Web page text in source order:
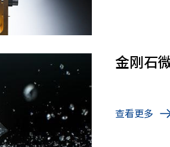
金刚石
查看更多